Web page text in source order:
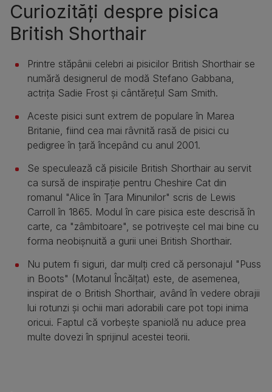
Curiozități despre pisica
British Shorthair
Printre stăpânii celebri ai pisicilor British Shorthair se
numără designerul de modă Stefano Gabbana,
actrița Sadie Frost și cântărețul Sam Smith.
Aceste pisici sunt extrem de populare în Marea
Britanie, fiind cea mai râvnită rasă de pisici cu
pedigree în țară începând cu anul 2001.
Se speculează că pisicile British Shorthair au servit
ca sursă de inspirație pentru Cheshire Cat din
romanul "Alice în Țara Minunilor" scris de Lewis
Carroll în 1865. Modul în care pisica este descrisă în
carte, ca "zâmbitoare", se potrivește cel mai bine cu
forma neobișnuită a gurii unei British Shorthair.
Nu putem fi siguri, dar mulți cred că personajul "Puss
in Boots" (Motanul Încălțat) este, de asemenea,
inspirat de o British Shorthair, având în vedere obrajii
lui rotunzi și ochii mari adorabili care pot topi inima
oricui. Faptul că vorbește spaniolă nu aduce prea
multe dovezi în sprijinul acestei teorii.